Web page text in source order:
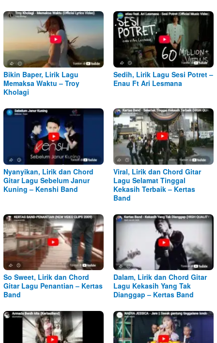
Bikin Baper, Lirik Lagu
Memaksa Waktu – Troy
Kholagi
Sedih, Lirik Lagu Sesi Potret –
Enau Ft Ari Lesmana
Nyanyikan, Lirik dan Chord
Gitar Lagu Sebelum Janur
Kuning – Kenshi Band
Viral, Lirik dan Chord Gitar
Lagu Selamat Tinggal
Kekasih Terbaik – Kertas
Band
So Sweet, Lirik dan Chord
Gitar Lagu Penantian – Kertas
Band
Dalam, Lirik dan Chord Gitar
Lagu Kekasih Yang Tak
Dianggap – Kertas Band